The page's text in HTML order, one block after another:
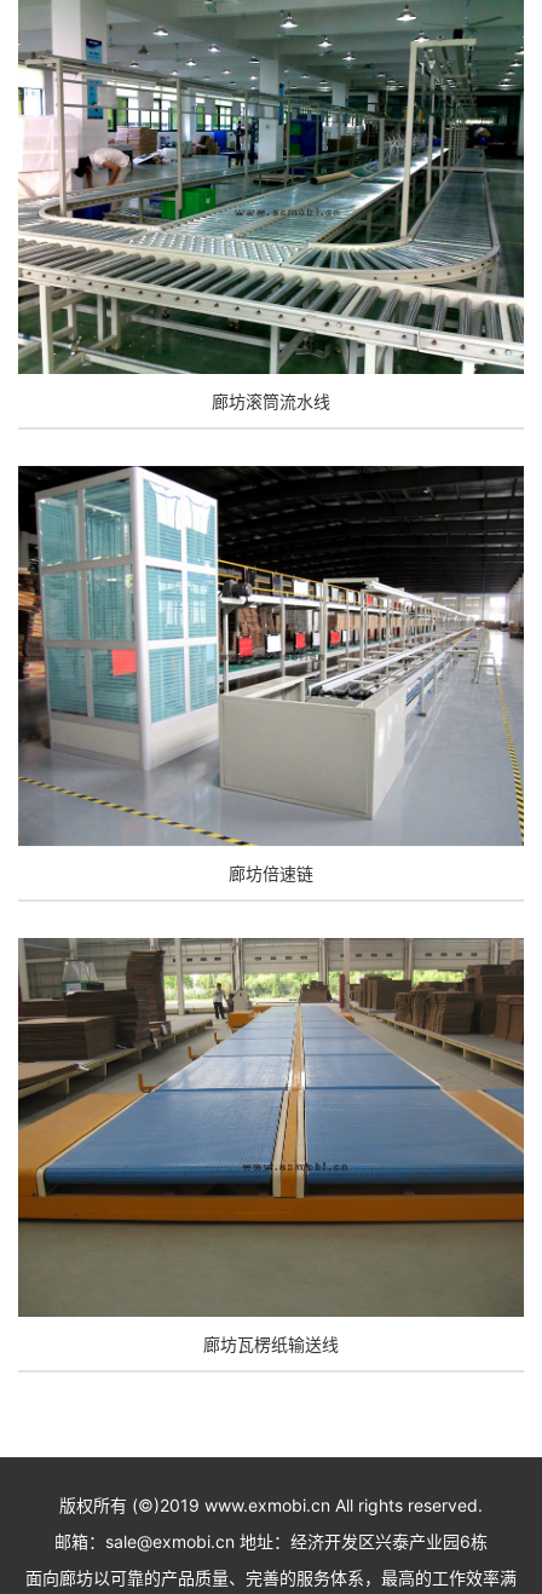
廊坊滚筒流水线
廊坊倍速链
廊坊瓦楞纸输送线
版权所有 (©)2019 www.exmobi.cn All rights reserved.
邮箱：sale@exmobi.cn 地址：经济开发区兴泰产业园6栋
面向廊坊以可靠的产品质量、完善的服务体系，最高的工作效率满